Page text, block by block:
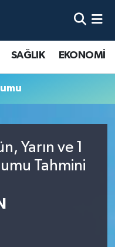
SAĞLIK EKONOMİ
Yarın ve 1
Tahmini